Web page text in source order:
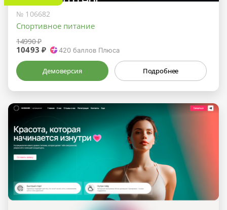
№ 106682
Спортивное питание
14990 ₽
10493 ₽ 420 баллов Плюса
Демоверсия Подробнее